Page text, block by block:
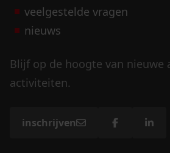
veelgestelde vragen
nieuws
Blijf op de hoogte van nieuwe
activiteiten.
inschrijven